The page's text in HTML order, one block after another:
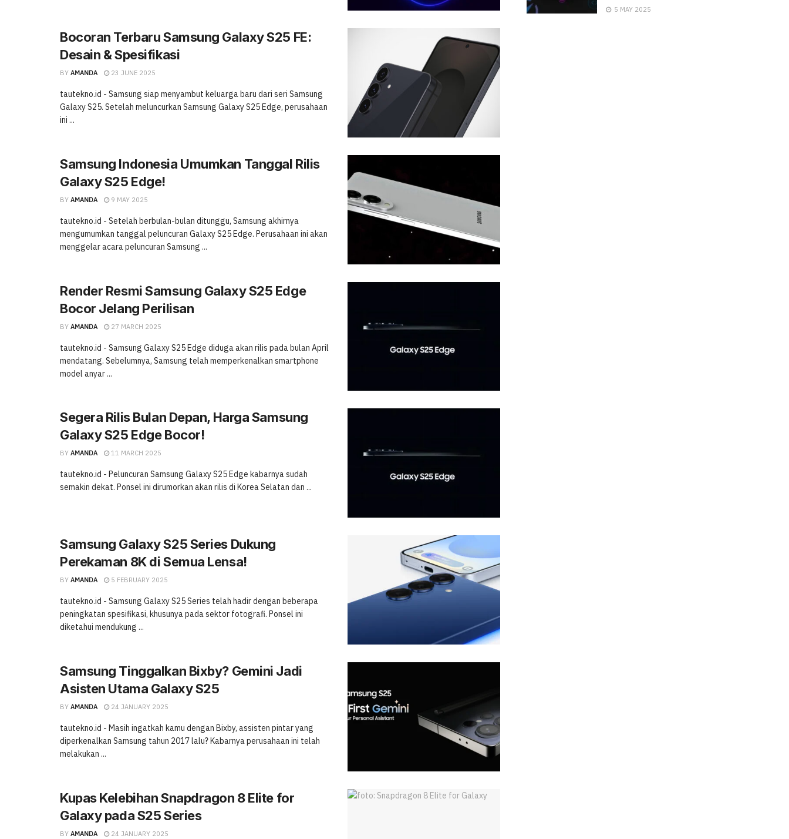
Bocoran Terbaru Samsung Galaxy S25 FE:
Desain & Spesifikasi
BY AMANDA 23 JUNE 2025
tautekno.id - Samsung siap menyambut keluarga baru dari seri Samsung
Galaxy S25. Setelah meluncurkan Samsung Galaxy S25 Edge, perusahaan
ini ...
Samsung Indonesia Umumkan Tanggal Rilis
Galaxy S25 Edge!
BY AMANDA 9 MAY 2025
tautekno.id - Setelah berbulan-bulan ditunggu, Samsung akhirnya
mengumumkan tanggal peluncuran Galaxy S25 Edge. Perusahaan ini akan
menggelar acara peluncuran Samsung ...
Render Resmi Samsung Galaxy S25 Edge
Bocor Jelang Perilisan
BY AMANDA 27 MARCH 2025
tautekno.id - Samsung Galaxy S25 Edge diduga akan rilis pada bulan April
mendatang. Sebelumnya, Samsung telah memperkenalkan smartphone
model anyar ...
Segera Rilis Bulan Depan, Harga Samsung
Galaxy S25 Edge Bocor!
BY AMANDA 11 MARCH 2025
tautekno.id - Peluncuran Samsung Galaxy S25 Edge kabarnya sudah
semakin dekat. Ponsel ini dirumorkan akan rilis di Korea Selatan dan ...
Samsung Galaxy S25 Series Dukung
Perekaman 8K di Semua Lensa!
BY AMANDA 5 FEBRUARY 2025
tautekno.id - Samsung Galaxy S25 Series telah hadir dengan beberapa
peningkatan spesifikasi, khusunya pada sektor fotografi. Ponsel ini
diketahui mendukung ...
Samsung Tinggalkan Bixby? Gemini Jadi
Asisten Utama Galaxy S25
BY AMANDA 24 JANUARY 2025
tautekno.id - Masih ingatkah kamu dengan Bixby, assisten pintar yang
diperkenalkan Samsung tahun 2017 lalu? Kabarnya perusahaan ini telah
melakukan ...
Kupas Kelebihan Snapdragon 8 Elite for
Galaxy pada S25 Series
BY AMANDA 24 JANUARY 2025
5 MAY 2025